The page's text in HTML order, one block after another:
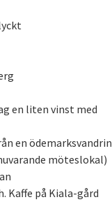
en liten vinst med
en
möteslokal)
Kaffe på Kiala-gård